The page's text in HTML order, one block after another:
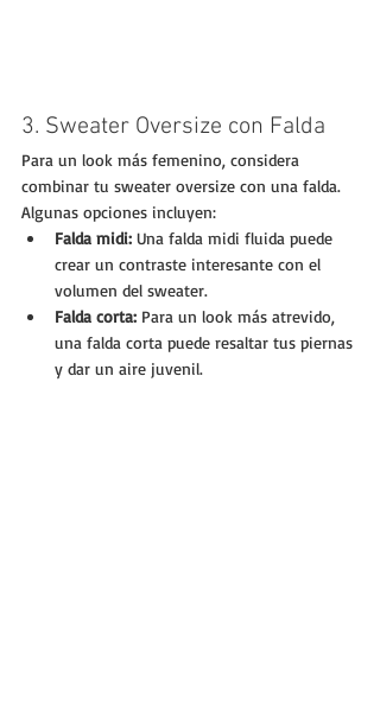
3. Sweater Oversize con Falda
Para un look más femenino, considera
combinar tu sweater oversize con una falda.
Algunas opciones incluyen:
Falda midi: Una falda midi fluida puede
crear un contraste interesante con el
volumen del sweater.
Falda corta: Para un look más atrevido,
una falda corta puede resaltar tus piernas
y dar un aire juvenil.